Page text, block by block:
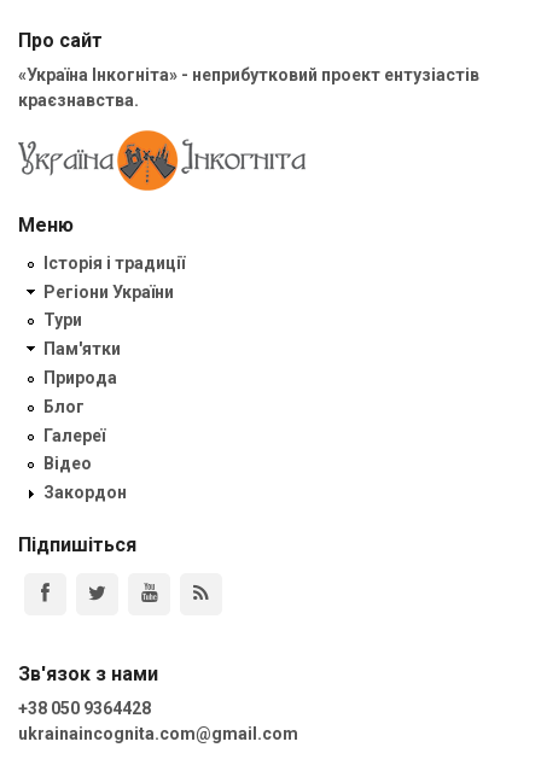
Про сайт
«Україна Інкогніта» - неприбутковий проект ентузіастів
краєзнавства.
Меню
Історія і традиції
Регіони України
Тури
Пам'ятки
Природа
Блог
Галереї
Відео
Закордон
Підпишіться
Зв'язок з нами
+38 050 9364428
ukrainaincognita.com@gmail.com